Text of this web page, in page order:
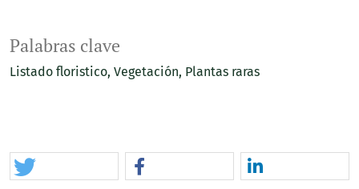
Palabras clave
Listado floristico Vegetación Plantas raras